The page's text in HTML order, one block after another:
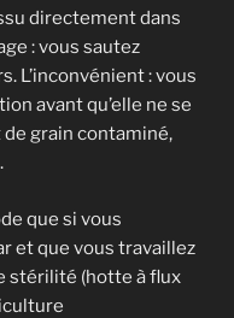
directement dans
: vous sautez
L’inconvénient : vous
avant qu’elle ne se
grain contaminé,
que si vous
et que vous travaillez
stérilité (hotte à flux